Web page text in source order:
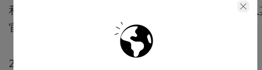
和pdfFiller等。选择其中一个你认为合适的平台，进
官方网站。
2. 上传PDF文件